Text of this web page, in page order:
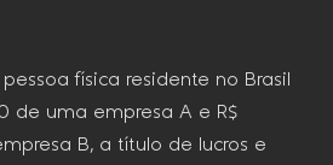
física residente no Brasil
de uma empresa A e R$
B, a título de lucros e